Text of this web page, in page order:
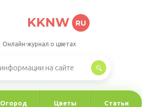
KKNW RU
Онлайн-журнал о цветах
Огород Цветы Статьи